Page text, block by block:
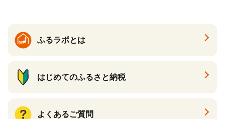
ふるラボとは
はじめてのふるさと納税
よくあるご質問